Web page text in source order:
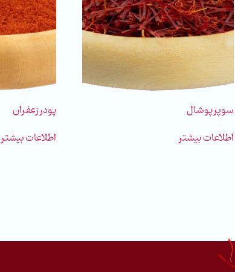
سوپر پوشال
اطلاعات بیشتر
پودر زعفران
اطلاعات بیشتر